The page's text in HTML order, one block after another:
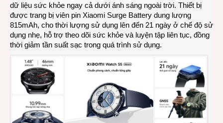
dữ liệu sức khỏe ngay cả dưới ánh sáng ngoài trời. Thiết bị
được trang bị viên pin Xiaomi Surge Battery dung lượng
815mAh, cho thời lượng sử dụng lên đến 21 ngày ở chế độ sử
dụng nhẹ, hỗ trợ theo dõi sức khỏe và luyện tập liên tục, đồng
thời giảm tần suất sạc trong quá trình sử dụng.